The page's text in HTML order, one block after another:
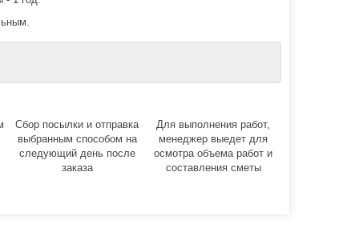
Сбор посылки и отправка
выбранным способом на
следующий день после
заказа
Для выполнения работ,
менеджер выедет для
осмотра объема работ и
составления сметы